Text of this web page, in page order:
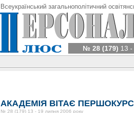
Всеукраїнський загальнополітичний
№ 28 (179) 13 -
АКАДЕМІЯ ВІТАЄ
№ 28 (179) 13 - 19 липня 2006 року